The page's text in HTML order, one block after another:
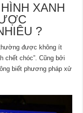
XANH
?
được không ít
chết chóc”. Cũng bởi
biết phương pháp xử